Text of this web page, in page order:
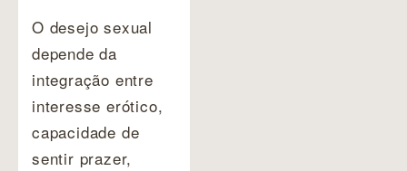
O desejo sexual
depende da
integração entre
interesse erótico,
capacidade de
sentir prazer,